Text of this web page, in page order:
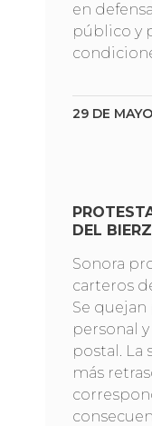
en
público y
29 DE
DEL
Sonora
carteros
Se
personal
postal. La
más